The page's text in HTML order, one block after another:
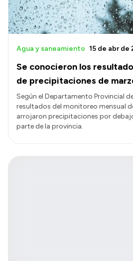
Se conocieron los
de precipitaciones de
Agua y saneamiento 15 de abr de
Según el Departamento Provincial
resultados del monitoreo mensual
arrojaron precipitaciones por
parte de la provincia.